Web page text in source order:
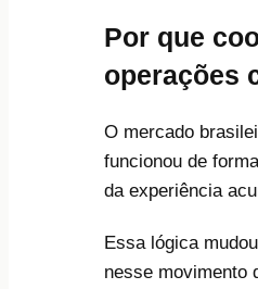
Por que
operações
O mercado
funcionou de
da experiência
Essa lógica
nesse movimento